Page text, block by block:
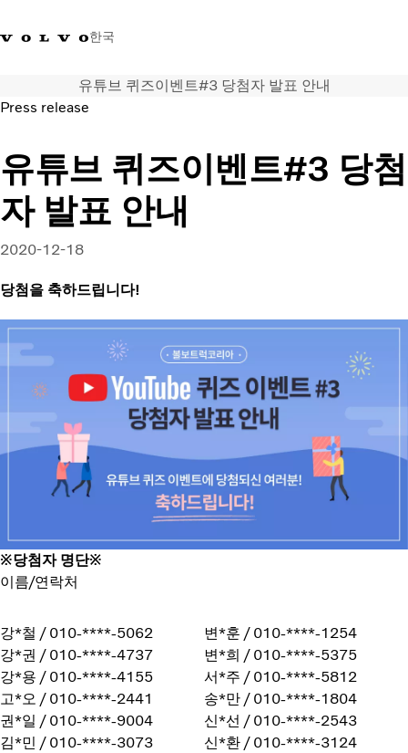
한국
+0800381000한국
트럭
제품 정보
서비스
네트워크
뉴스
채용
바이킹뉴스 매거진
중고트럭
유튜브 퀴즈이벤트#3 당첨자 발표 안내
Press release
유튜브 퀴즈이벤트#3 당첨
자 발표 안내
2020-12-18
당첨을 축하드립니다!
※당첨자 명단※
이름/연락처
강*철 / 010-****-5062
강*권 / 010-****-4737
강*용 / 010-****-4155
고*오 / 010-****-2441
권*일 / 010-****-9004
김*민 / 010-****-3073
변*훈 / 010-****-1254
변*희 / 010-****-5375
서*주 / 010-****-5812
송*만 / 010-****-1804
신*선 / 010-****-2543
신*환 / 010-****-3124